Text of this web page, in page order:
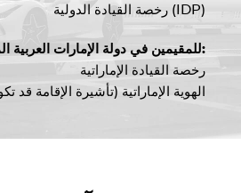
رخصة القيادة الدولية (IDP)
للمقيمين في دولة الإمارات العربية المتحدة:
رخصة القيادة الإماراتية
الهوية الإماراتية (تأشيرة الإقامة قد